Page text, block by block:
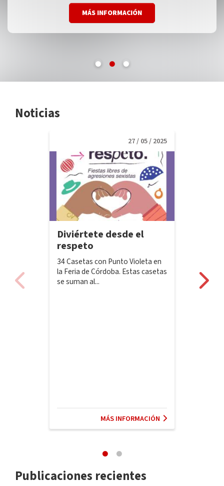
MÁS INFORMACIÓN
MÁS INFORMACIÓN
MÁS INFORMACIÓN
Noticias
Diviértete desde el
respeto
27 / 05 / 2025
34 Casetas con Punto Violeta en
la Feria de Córdoba. Estas casetas
se suman al...
MÁS INFORMACIÓN
Publicaciones recientes